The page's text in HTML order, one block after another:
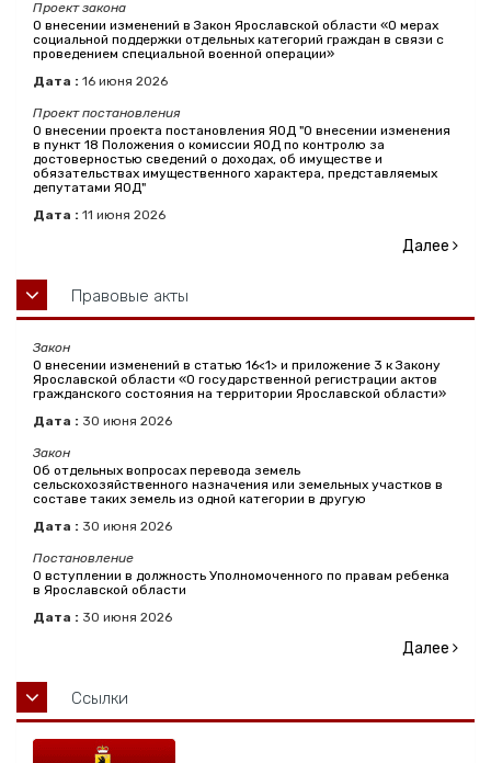
Проект закона
О внесении изменений в Закон Ярославской области «О мерах
социальной поддержки отдельных категорий граждан в связи с
проведением специальной военной операции»
Дата : 16 июня 2026
Проект постановления
О внесении проекта постановления ЯОД "О внесении изменения
в пункт 18 Положения о комиссии ЯОД по контролю за
достоверностью сведений о доходах, об имуществе и
обязательствах имущественного характера, представляемых
депутатами ЯОД"
Дата : 11 июня 2026
Далее
Правовые акты
Закон
О внесении изменений в статью 16<1> и приложение 3 к Закону
Ярославской области «О государственной регистрации актов
гражданского состояния на территории Ярославской области»
Дата : 30 июня 2026
Закон
Об отдельных вопросах перевода земель
сельскохозяйственного назначения или земельных участков в
составе таких земель из одной категории в другую
Дата : 30 июня 2026
Постановление
О вступлении в должность Уполномоченного по правам ребенка
в Ярославской области
Дата : 30 июня 2026
Далее
Ссылки